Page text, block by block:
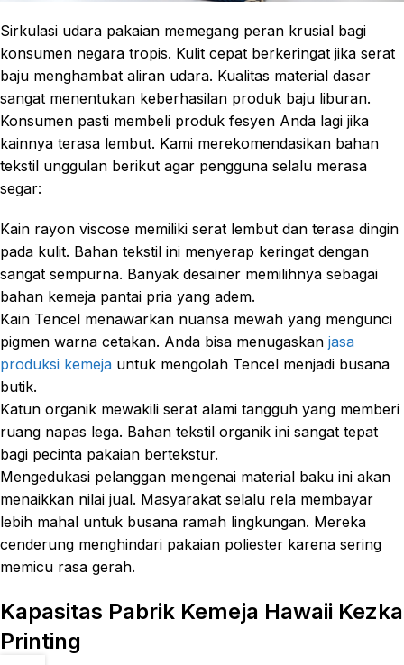
Sirkulasi udara pakaian memegang peran krusial bagi
konsumen negara tropis. Kulit cepat berkeringat jika serat
baju menghambat aliran udara. Kualitas material dasar
sangat menentukan keberhasilan produk baju liburan.
Konsumen pasti membeli produk fesyen Anda lagi jika
kainnya terasa lembut. Kami merekomendasikan bahan
tekstil unggulan berikut agar pengguna selalu merasa
segar:
Kain rayon viscose memiliki serat lembut dan terasa dingin
pada kulit. Bahan tekstil ini menyerap keringat dengan
sangat sempurna. Banyak desainer memilihnya sebagai
bahan kemeja pantai pria yang adem.
Kain Tencel menawarkan nuansa mewah yang mengunci
pigmen warna cetakan. Anda bisa menugaskan jasa
produksi kemeja untuk mengolah Tencel menjadi busana
butik.
Katun organik mewakili serat alami tangguh yang memberi
ruang napas lega. Bahan tekstil organik ini sangat tepat
bagi pecinta pakaian bertekstur.
Mengedukasi pelanggan mengenai material baku ini akan
menaikkan nilai jual. Masyarakat selalu rela membayar
lebih mahal untuk busana ramah lingkungan. Mereka
cenderung menghindari pakaian poliester karena sering
memicu rasa gerah.
Kapasitas Pabrik Kemeja Hawaii Kezka
Printing